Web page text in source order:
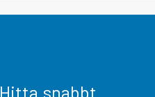
Hitta snabbt